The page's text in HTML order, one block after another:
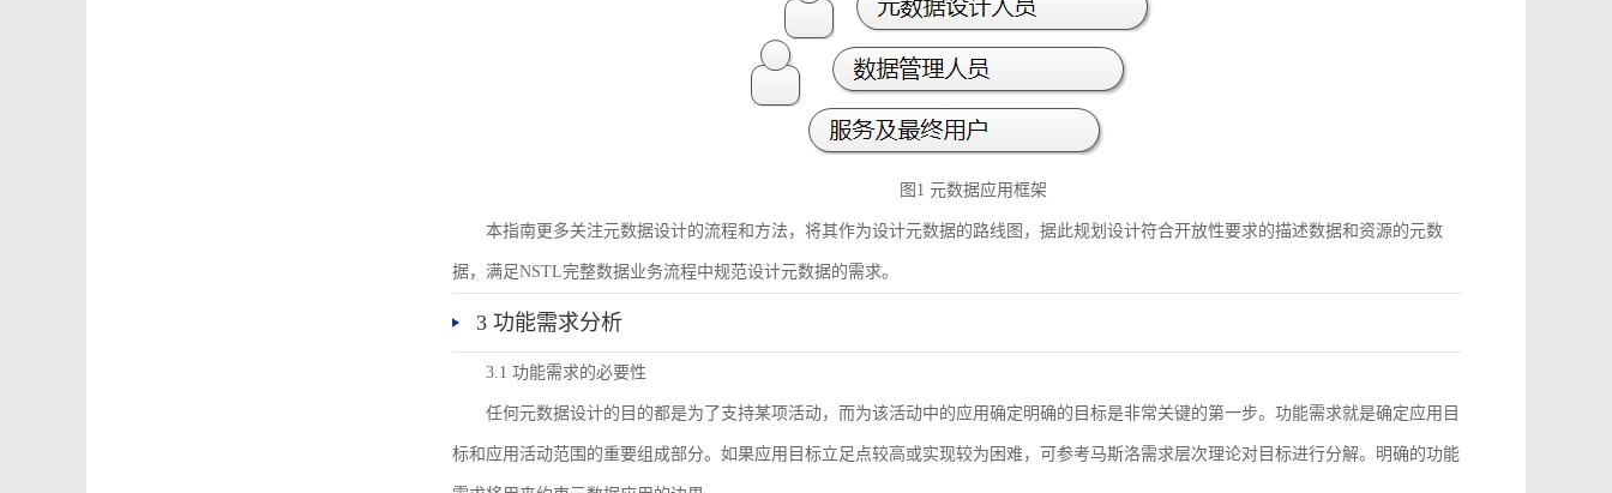
图1 元数据应用框架
本指南更多关注元数据设计的流程和方法，将其作为设计元数据的路线图，据此规划设计符合开放性要求的描述数据和资源的元数
据，满足NSTL完整数据业务流程中规范设计元数据的需求。
3 功能需求分析
3.1 功能需求的必要性
任何元数据设计的目的都是为了支持某项活动，而为该活动中的应用确定明确的目标是非常关键的第一步。功能需求就是确定应用目
标和应用活动范围的重要组成部分。如果应用目标立足点较高或实现较为困难，可参考马斯洛需求层次理论对目标进行分解。明确的功能